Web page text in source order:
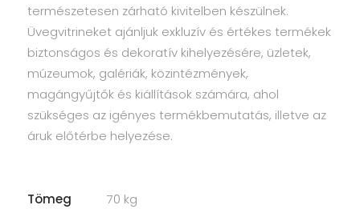
természetesen zárható kivitelben készülnek.
Üvegvitrineket ajánljuk exkluzív és értékes termékek
biztonságos és dekoratív kihelyezésére, üzletek,
múzeumok, galériák, közintézmények,
magángyűjtők és kiállítások számára, ahol
szükséges az igényes termékbemutatás, illetve az
áruk előtérbe helyezése.
Tömeg
70 kg